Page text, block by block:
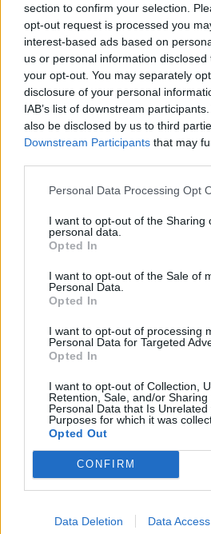
section to confirm your selection.
opt-out request is processed you
interest-based ads based on
us or personal information
your opt-out. You may separately
disclosure of your personal
IAB’s list of downstream
also be disclosed by us to third
Downstream Participants that may
Personal Data Processing Opt
I want to opt-out of the Sharing
personal data.
Opted In
I want to opt-out of the Sale of
Personal Data.
Opted In
I want to opt-out of processing
Personal Data for Targeted
Opted In
I want to opt-out of Collection,
Retention, Sale, and/or Sharing
Personal Data that Is Unrelated
Purposes for which it was
Opted Out
CONFIRM
Data Deletion Data Access
Ετικέτες :FIFA,Κυρώσεις,Μπάιρον
Παγκόσμιο Κύπελλο
Δείτε
Αθλητισμός
Η νέα Barbie παίζει
07.10.25
Η Barbie αφήνει τα τακούνια και